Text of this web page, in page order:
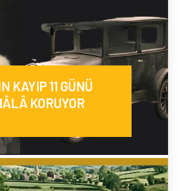
KAYIP 11 GÜNÜ
KORUYOR